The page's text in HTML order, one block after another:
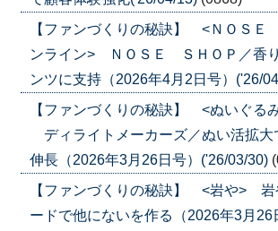
【ファンづくりの秘訣】 <ＮＯＳ
ンライン> ＮＯＳＥ ＳＨＯＰ／香
ンツに支持（2026年4月2日号）('26/
【ファンづくりの秘訣】 <ぬいぐる
ディライトメーカーズ／ぬい活拡大
伸長（2026年3月26日号）('26/03/30)
【ファンづくりの秘訣】 <岩や> 岩
ードで他にないを作る（2026年3月26